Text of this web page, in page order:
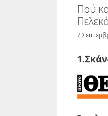
Πού
7